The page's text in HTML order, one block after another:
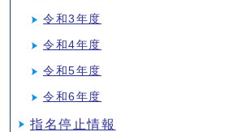
令和3年度
令和4年度
令和5年度
令和6年度
指名停止情報